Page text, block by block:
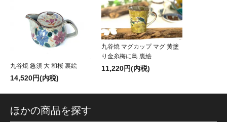
九谷焼 急須 大 和桜 裏絵
14,520円(内税)
九谷焼 マグカップ マグ 黄塗
り金糸梅に鳥 裏絵
11,220円(内税)
ほかの商品を探す